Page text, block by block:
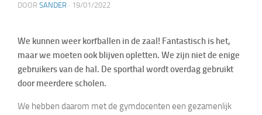
DOOR SANDER · 19/01/2022
We kunnen weer korfballen in de zaal! Fantastisch is het,
maar we moeten ook blijven opletten. We zijn niet de enige
gebruikers van de hal. De sporthal wordt overdag gebruikt
door meerdere scholen.
We hebben daarom met de gymdocenten een gezamenlijk